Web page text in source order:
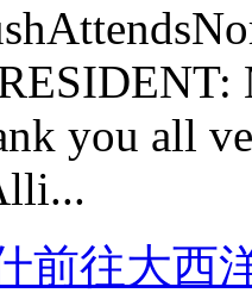
you all
前往大西